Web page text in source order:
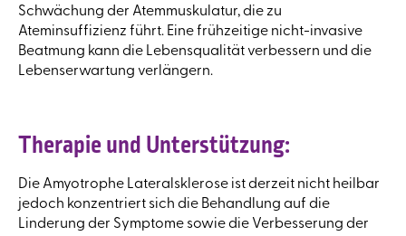
Schwächung der Atemmuskulatur, die zu
Ateminsuffizienz führt. Eine frühzeitige nicht-invasive
Beatmung kann die Lebensqualität verbessern und die
Lebenserwartung verlängern.
Therapie und Unterstützung:
Die Amyotrophe Lateralsklerose ist derzeit nicht heilbar
jedoch konzentriert sich die Behandlung auf die
Linderung der Symptome sowie die Verbesserung der